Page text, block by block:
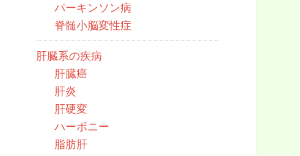
パーキンソン病
脊髄小脳変性症
肝臓系の疾病
肝臓癌
肝炎
肝硬変
ハーボニー
脂肪肝